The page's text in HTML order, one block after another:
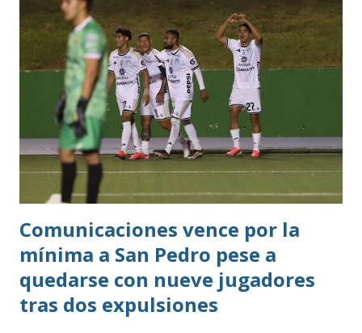
Comunicaciones vence por la
mínima a San Pedro pese a
quedarse con nueve jugadores
tras dos expulsiones